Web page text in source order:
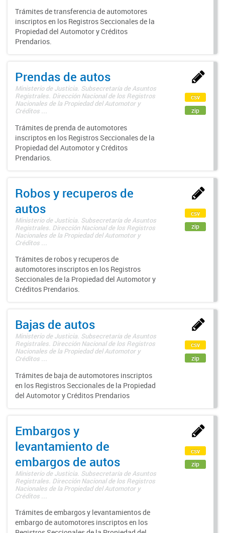
Trámites de transferencia de automotores
inscriptos en los Registros Seccionales de la
Propiedad del Automotor y Créditos
Prendarios.
Prendas de autos
Ministerio de Justicia. Subsecretaría de Asuntos
Registrales. Dirección Nacional de los Registros
Nacionales de la Propiedad del Automotor y
Créditos ...
Trámites de prenda de automotores
inscriptos en los Registros Seccionales de la
Propiedad del Automotor y Créditos
Prendarios.
csv
zip
Robos y recuperos de
autos
Ministerio de Justicia. Subsecretaría de Asuntos
Registrales. Dirección Nacional de los Registros
Nacionales de la Propiedad del Automotor y
Créditos ...
Trámites de robos y recuperos de
automotores inscriptos en los Registros
Seccionales de la Propiedad del Automotor y
Créditos Prendarios.
csv
zip
Bajas de autos
Ministerio de Justicia. Subsecretaría de Asuntos
Registrales. Dirección Nacional de los Registros
Nacionales de la Propiedad del Automotor y
Créditos ...
Trámites de baja de automotores inscriptos
en los Registros Seccionales de la Propiedad
del Automotor y Créditos Prendarios
csv
zip
Embargos y
levantamiento de
embargos de autos
Ministerio de Justicia. Subsecretaría de Asuntos
Registrales. Dirección Nacional de los Registros
Nacionales de la Propiedad del Automotor y
Créditos ...
Trámites de embargos y levantamientos de
embargo de automotores inscriptos en los
csv
zip